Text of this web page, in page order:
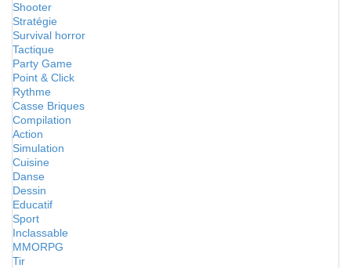
Shooter
Stratégie
Survival horror
Tactique
Party Game
Point & Click
Rythme
Casse Briques
Compilation
Action
Simulation
Cuisine
Danse
Dessin
Educatif
Sport
Inclassable
MMORPG
Tir